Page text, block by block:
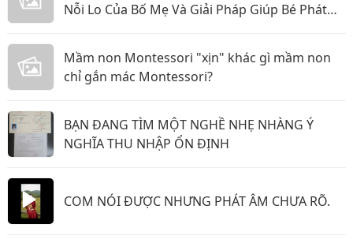
Nỗi Lo Của Bố Mẹ Và Giải Pháp Giúp Bé Phát
Mầm non Montessori "xịn" khác gì mầm non
chỉ gắn mác Montessori?
BẠN ĐANG TÌM MỘT NGHỀ NHẸ NHÀNG Ý
NGHĨA THU NHẬP ỔN ĐỊNH
COM NÓI ĐƯỢC NHƯNG PHÁT ÂM CHƯA RÕ.